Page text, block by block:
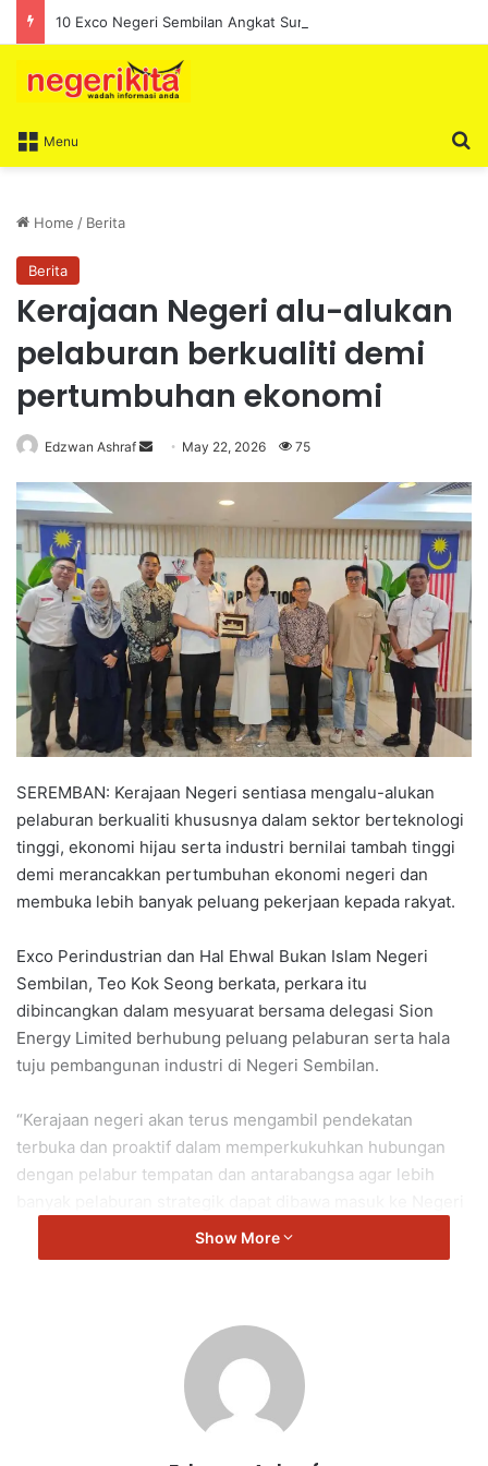
Menu
Home / Berita
Berita
Kerajaan Negeri alu-alukan
pelaburan berkualiti demi
pertumbuhan ekonomi
Edzwan Ashraf
d
a
n
e
m
a
May 22, 2026 75
SEREMBAN: Kerajaan Negeri sentiasa mengalu-alukan
pelaburan berkualiti khususnya dalam sektor berteknologi
tinggi, ekonomi hijau serta industri bernilai tambah tinggi
demi merancakkan pertumbuhan ekonomi negeri dan
membuka lebih banyak peluang pekerjaan kepada rakyat.
Exco Perindustrian dan Hal Ehwal Bukan Islam Negeri
Sembilan, Teo Kok Seong berkata, perkara itu
dibincangkan dalam mesyuarat bersama delegasi Sion
Energy Limited berhubung peluang pelaburan serta hala
tuju pembangunan industri di Negeri Sembilan.
“Kerajaan negeri akan terus mengambil pendekatan
terbuka dan proaktif dalam memperkukuhkan hubungan
dengan pelabur tempatan dan antarabangsa agar lebih
mampu memberi impak positif terhadap pembangunan
ekonomi dan industri negeri,” kata Teo
Teo Kok Seong
Show More